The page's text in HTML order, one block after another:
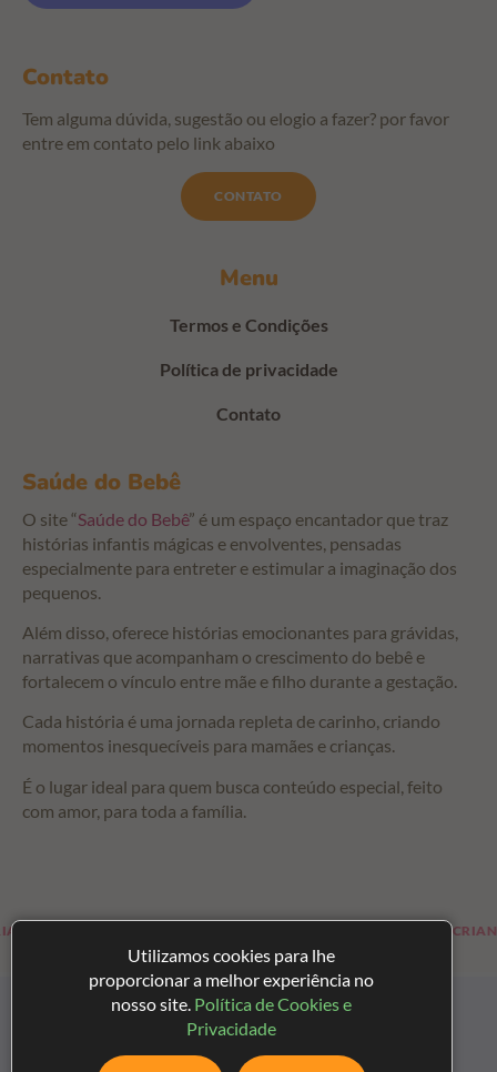
Saúde do Bebê
O site “Saúde do Bebê” é um espaço encantador que traz
histórias infantis mágicas e envolventes, pensadas
especialmente para entreter e estimular a imaginação dos
pequenos.
Além disso, oferece histórias emocionantes para grávidas,
narrativas que acompanham o crescimento do bebê e
fortalecem o vínculo entre mãe e filho durante a gestação.
Cada história é uma jornada repleta de carinho, criando
momentos inesquecíveis para mamães e crianças.
É o lugar ideal para quem busca conteúdo especial, feito
com amor, para toda a família.
Menu
Termos e Condições
Política de privacidade
Contato
Contato
Tem alguma dúvida, sugestão ou elogio a fazer? por favor
entre em contato pelo link abaixo
CONTATO
FUTURAS MAMÃES HISTÓRIAS PARA CRIANÇAS
Utilizamos cookies para lhe
proporcionar a melhor experiência no
nosso site. Política de Cookies e
Privacidade